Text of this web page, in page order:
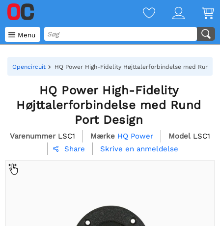
 Menu
Opencircuit HQ Power High-Fidelity Højttalerforbindelse med Rund
HQ Power High-Fidelity
Højttalerforbindelse med Rund
Port Design
Varenummer LSC1 Mærke HQ Power Model LSC1
 Share Skrive en anmeldelse